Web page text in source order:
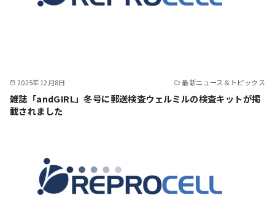
2025年12月8日 最新ニュース＆トピックス
雑誌「andGIRL」冬号に郵送検査ウェルミルの検査キットが掲
載されました